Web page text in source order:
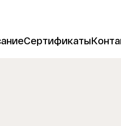
Сертификаты